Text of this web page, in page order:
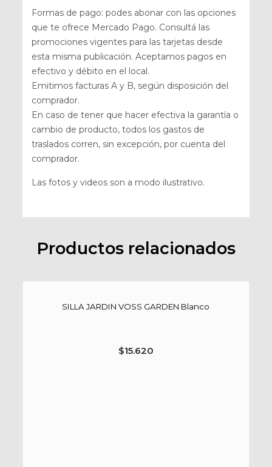
Formas de pago: podes abonar con las opciones
que te ofrece Mercado Pago. Consultá las
promociones vigentes para las tarjetas desde
esta misma publicación. Aceptamos pagos en
efectivo y débito en el local.
Emitimos facturas A y B, según disposición del
comprador.
En caso de tener que hacer efectiva la garantía o
cambio de producto, todos los gastos de
traslados corren, sin excepción, por cuenta del
comprador.
Las fotos y videos son a modo ilustrativo.
Productos relacionados
SILLA JARDIN VOSS GARDEN Blanco
$15.620